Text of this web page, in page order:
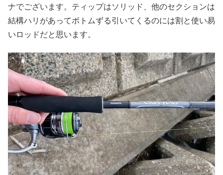
ナでございます。ティップはソリッド、他のセクションは
結構ハリがあってボトムずる引いてくるのには割と使い易
いロッドだと思います。